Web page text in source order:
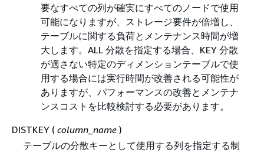
要なすべての列が確実にすべてのノードで使用
可能になりますが、ストレージ要件が倍増し、
テーブルに関する負荷とメンテナンス時間が増
大します。ALL 分散を指定する場合、KEY 分散
が適さない特定のディメンションテーブルで使
用する場合には実行時間が改善される可能性が
ありますが、パフォーマンスの改善とメンテナ
ンスコストを比較検討する必要があります。
DISTKEY ( column_name )
テーブルの分散キーとして使用する列を指定する制